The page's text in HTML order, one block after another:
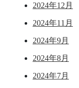
2024年12月
2024年11月
2024年9月
2024年8月
2024年7月